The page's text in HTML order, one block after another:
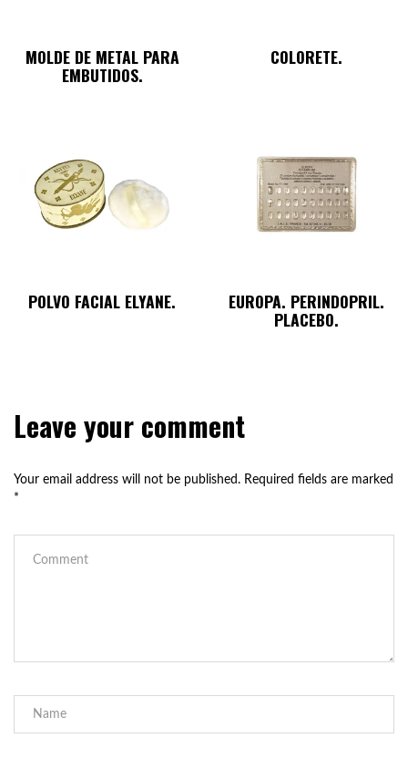
MOLDE DE METAL PARA
EMBUTIDOS.
COLORETE.
POLVO FACIAL ELYANE. EUROPA. PERINDOPRIL.
PLACEBO.
Leave your comment
Your email address will not be published. Required fields are marked
*